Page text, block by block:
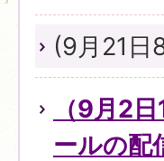
(9月21日
（9月2
ールの配